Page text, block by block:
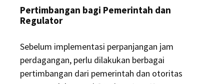
Pertimbangan bagi Pemerintah dan
Regulator
Sebelum implementasi perpanjangan jam
perdagangan, perlu dilakukan berbagai
pertimbangan dari pemerintah dan otoritas